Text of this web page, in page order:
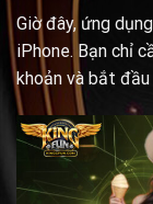
Giờ đây, ứng
iPhone. Bạn chỉ
khoản và bắt